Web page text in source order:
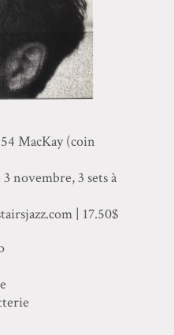
MacKay (coin
novembre, 3 sets à
| 17.50$